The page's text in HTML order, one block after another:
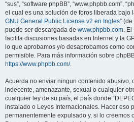
“sus”, “software phpBB”, “www.phpbb.com”,
el cual es una solución de foros liberada bajo
GNU General Public License v2 en Ingles”
puede ser descargada de www.phpbb.com. El
facilita discusiones basadas en Internet y la
lo que aprobamos y/o desaprobamos como
permisible. Para más información sobre
https://www.phpbb.com/.
Acuerda no enviar ningun contenido abusivo,
indecente, amenazante, sexual o cualquier
cualquier ley de su país, el país donde
instalado o Leyes Internacionales. Hacer eso
permanentemente expulsado y, si lo creemos